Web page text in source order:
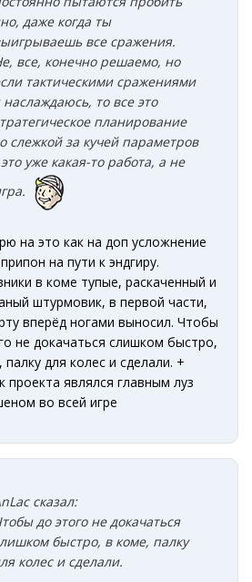
даже когда ты
все сражения.
все, конечно решаемо, но
тактическими сражениями
наслаждаюсь, то все это
планирование
слежкой за кучей параметров
уже какая-то работа, а не
на это как на доп усложнение
на пути к эндгиру.
в коме тупые, раскаченный и
штурмовик, в первой части,
вперёд ногами выносил. Чтобы
не докачаться слишком быстро,
палку для колес и сделали. +
проекта являлся главным луз
во всей игре
сказал:
до этого не докачаться
быстро, в коме, палку
колес и сделали.